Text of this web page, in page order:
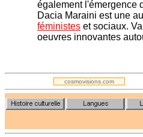
également l'émergence
Dacia Maraini est une
féministes et sociaux.
oeuvres innovantes
.
cosmovisions.com